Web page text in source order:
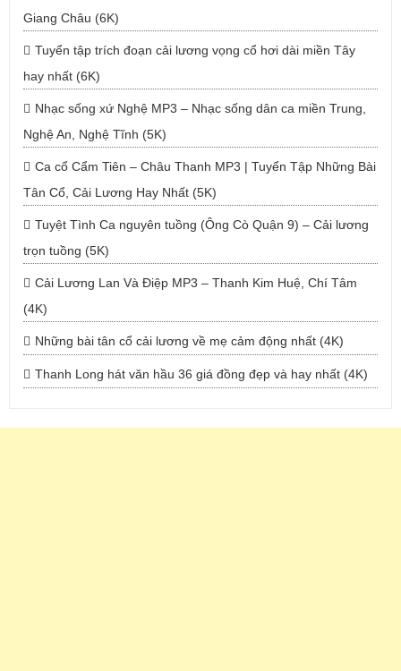
Giang Châu (6K)
Tuyển tập trích đoạn cải lương vọng cổ hơi dài miền Tây
hay nhất (6K)
Nhạc sống xứ Nghệ MP3 – Nhạc sống dân ca miền Trung,
Nghệ An, Nghệ Tĩnh (5K)
Ca cổ Cẩm Tiên – Châu Thanh MP3 | Tuyển Tập Những Bài
Tân Cổ, Cải Lương Hay Nhất (5K)
Tuyệt Tình Ca nguyên tuồng (Ông Cò Quận 9) – Cải lương
trọn tuồng (5K)
Cải Lương Lan Và Điệp MP3 – Thanh Kim Huệ, Chí Tâm
(4K)
Những bài tân cổ cải lương về mẹ cảm động nhất (4K)
Thanh Long hát văn hầu 36 giá đồng đẹp và hay nhất (4K)